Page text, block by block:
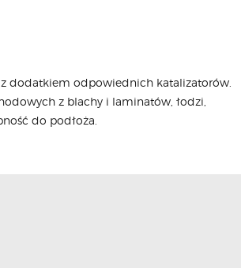
dodatkiem odpowiednich katalizatorów.
z blachy i laminatów, łodzi,
do podłoża.